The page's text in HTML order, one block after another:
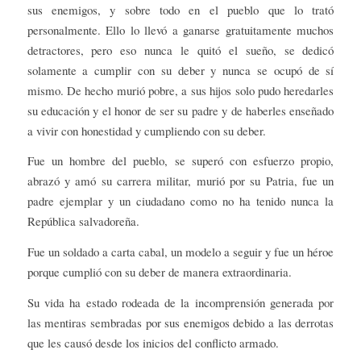
sus enemigos, y sobre todo en el pueblo que lo trató
personalmente. Ello lo llevó a ganarse gratuitamente muchos
detractores, pero eso nunca le quitó el sueño, se dedicó
solamente a cumplir con su deber y nunca se ocupó de sí
mismo. De hecho murió pobre, a sus hijos solo pudo heredarles
su educación y el honor de ser su padre y de haberles enseñado
a vivir con honestidad y cumpliendo con su deber.
Fue un hombre del pueblo, se superó con esfuerzo propio,
abrazó y amó su carrera militar, murió por su Patria, fue un
padre ejemplar y un ciudadano como no ha tenido nunca la
República salvadoreña.
Fue un soldado a carta cabal, un modelo a seguir y fue un héroe
porque cumplió con su deber de manera extraordinaria.
Su vida ha estado rodeada de la incomprensión generada por
las mentiras sembradas por sus enemigos debido a las derrotas
que les causó desde los inicios del conflicto armado.